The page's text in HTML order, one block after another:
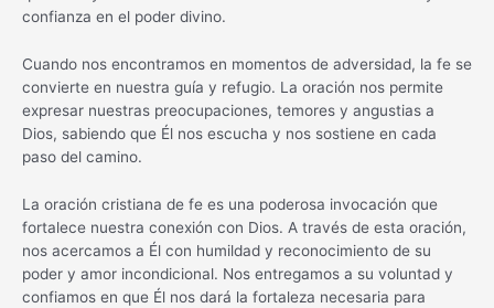
confianza en el poder divino.
Cuando nos encontramos en momentos de adversidad, la fe se
convierte en nuestra guía y refugio. La oración nos permite
expresar nuestras preocupaciones, temores y angustias a
Dios, sabiendo que Él nos escucha y nos sostiene en cada
paso del camino.
La oración cristiana de fe es una poderosa invocación que
fortalece nuestra conexión con Dios. A través de esta oración,
nos acercamos a Él con humildad y reconocimiento de su
poder y amor incondicional. Nos entregamos a su voluntad y
confiamos en que Él nos dará la fortaleza necesaria para